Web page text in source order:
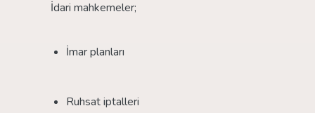
İdari mahkemeler;
İmar planları
Ruhsat iptalleri